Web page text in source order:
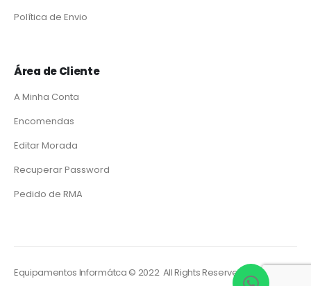
Política de Envio
Área de Cliente
A Minha Conta
Encomendas
Editar Morada
Recuperar Password
Pedido de RMA
Equipamentos Informátca © 2022 All Rights Reserved. Powered by